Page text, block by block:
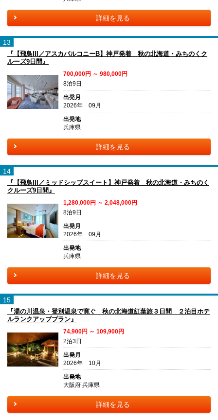
詳細を見る
13
『【飛鳥III／アスカバルコニーB】神戸発着 秋の北海道・みちのくク
ルーズ9日間』
700,000円 ～ 980,000円
8泊9日
出発月
2026年 09月
出発地
兵庫県
詳細を見る
14
『【飛鳥III／ミッドシップスイート】神戸発着 秋の北海道・みちのく
クルーズ9日間』
1,280,000円 ～ 2,048,000円
8泊9日
出発月
2026年 09月
出発地
兵庫県
詳細を見る
15
『湯の川温泉・登別温泉で寛ぐ 秋の北海道紅葉旅３日間 ２泊目ホテ
ルランクアッププラン』
74,900円 ～ 109,900円
2泊3日
出発月
2026年 10月
出発地
大阪府 兵庫県
詳細を見る